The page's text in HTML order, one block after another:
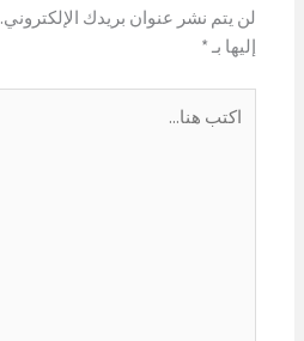
لن يتم نشر عنوان بريدك الإلكتروني.
إليها بـ *
هنا...